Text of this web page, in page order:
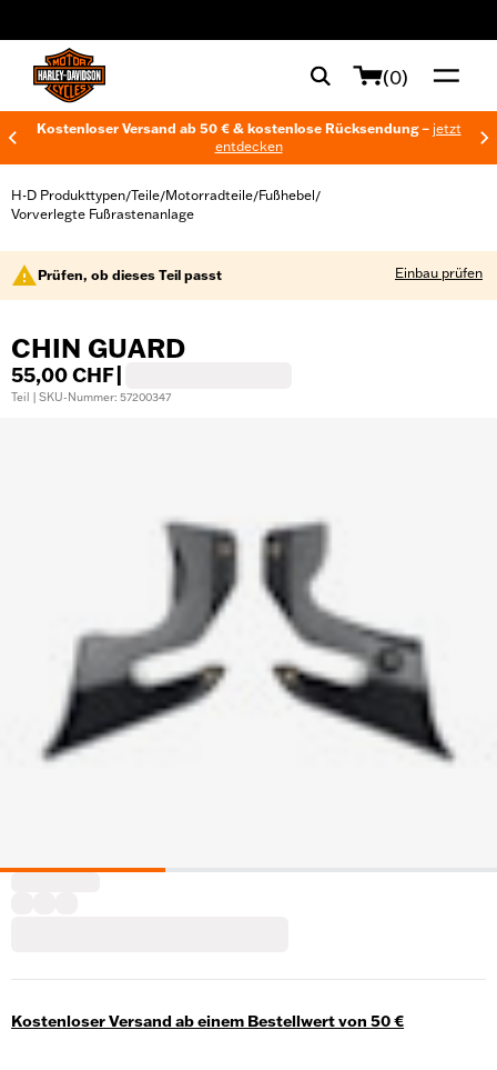
(0)
Kostenloser Versand ab 50 € & kostenlose Rücksendung – jetzt
entdecken
H-D Produkttypen/Teile/Motorradteile/Fußhebel/
Vorverlegte Fußrastenanlage
Prüfen, ob dieses Teil passt Einbau prüfen
CHIN GUARD
55,00 CHF
Teil | SKU-Nummer: 57200347
Kostenloser Versand ab einem Bestellwert von 50 €